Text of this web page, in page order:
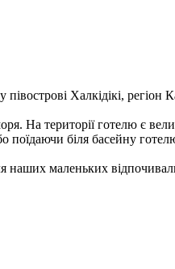
Халкідікі, регіон
На території готелю є
біля басейну
наших маленьких